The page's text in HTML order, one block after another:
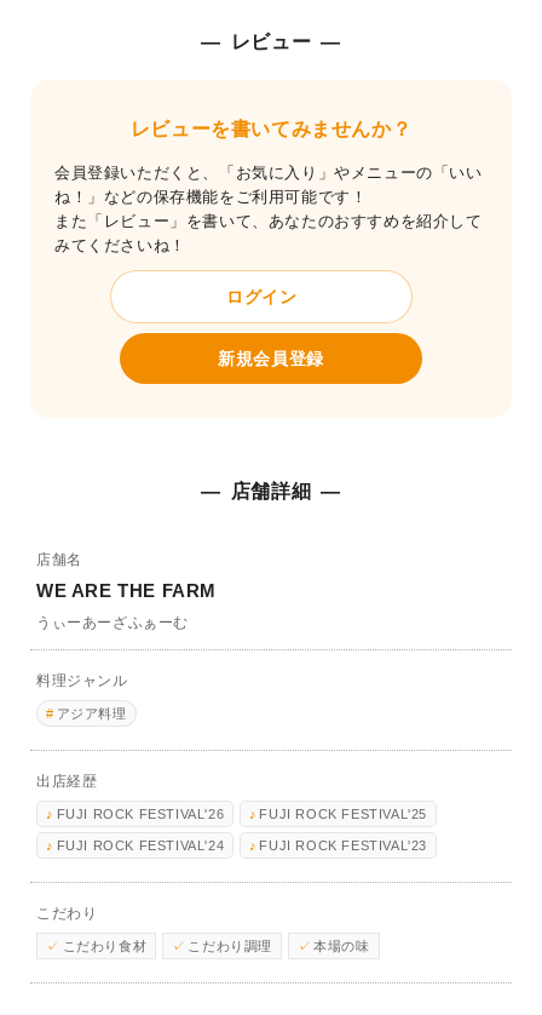
レビュー
レビューを書いてみませんか？
会員登録いただくと、「お気に入り」やメニューの「いい
ね！」などの保存機能をご利用可能です！
また「レビュー」を書いて、あなたのおすすめを紹介して
みてくださいね！
ログイン
新規会員登録
店舗詳細
店舗名
WE ARE THE FARM
うぃーあーざふぁーむ
料理ジャンル
アジア料理
出店経歴
FUJI ROCK FESTIVAL'26 FUJI ROCK FESTIVAL'25
FUJI ROCK FESTIVAL'24 FUJI ROCK FESTIVAL'23
こだわり
こだわり食材 こだわり調理 本場の味